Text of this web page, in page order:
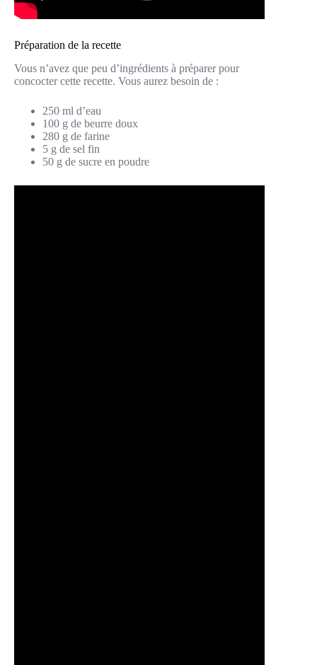
Préparation de la recette
Vous n’avez que peu d’ingrédients à préparer pour
concocter cette recette. Vous aurez besoin de :
250 ml d’eau
100 g de beurre doux
280 g de farine
5 g de sel fin
50 g de sucre en poudre